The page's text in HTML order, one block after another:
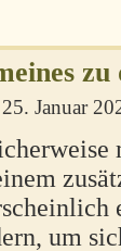
Januar
um